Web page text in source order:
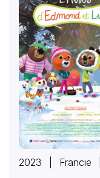
2023 | Francie